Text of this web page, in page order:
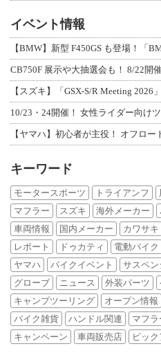
イベント情報
【BMW】新型 F450GS も登場！「
CB750F 展示や大抽選会も！ 8/22開
【スズキ】「GSX-S/R Meeting
10/23・24開催！ 女性ライダー向け
【ヤマハ】初心者が主役！ オフロ
キーワード
モータースポーツ トライアンフ
マフラー
スズキ 海外メーカー
車両情報
国内メーカー カワサキ
レポート
ドゥカティ 電動バイク
ヤマハ
バイクイベント サスペン
グローブ
ニュース 外装パーツ
キャンプツーリング
オープン情報
バイク雑貨
ハンドル関連 マフラ
キャンペーン
車両販売店 ピッ